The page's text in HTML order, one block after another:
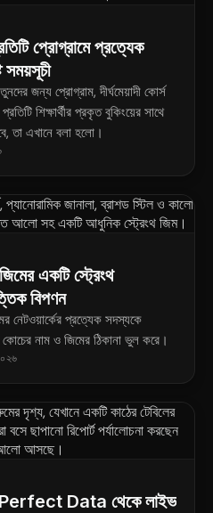
প্রোগ্রামে প্রত্যেক
সময়সূচী
জন্য প্রোগ্রাম, দীর্ঘমেয়াদী কোর্স
শিক্ষার্থীর প্রকৃত বুকিংয়ের সাথে
তা এখানে বলা হলো।
একটি স্ট্রেংথ
বিপণন
নেটওয়ার্কের প্রত্যেক সদস্যকে
কোচের নাম ও জিমের ঠিকানা ভুল করে।
Data থেকে লাইভ